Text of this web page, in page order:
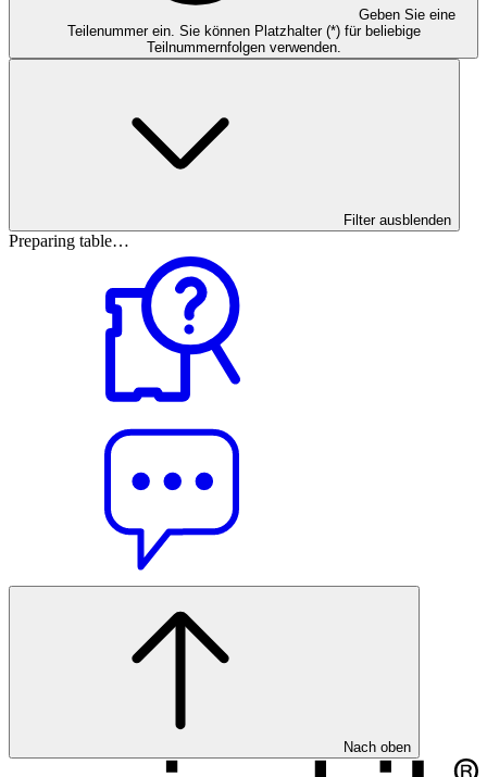
Geben Sie eine
Teilenummer ein. Sie können Platzhalter (*) für beliebige
Teilnummernfolgen verwenden.
Filter ausblenden
Preparing table…
Nach oben